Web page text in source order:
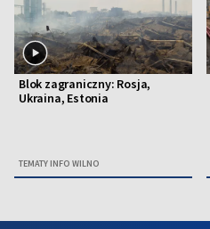
Blok zagraniczny: Rosja,
Ukraina, Estonia
TEMATY INFO WILNO